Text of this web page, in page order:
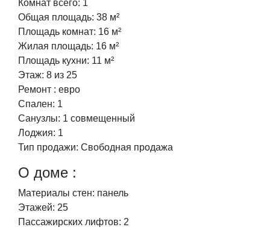
Комнат всего: 1
Общая площадь: 38 м²
Площадь комнат: 16 м²
Жилая площадь: 16 м²
Площадь кухни: 11 м²
Этаж: 8 из 25
Ремонт : евро
Спален: 1
Санузлы: 1 совмещенный
Лоджия: 1
Тип продажи: Свободная продажа
О доме :
Материалы стен: панель
Этажей: 25
Пассажирских лифтов: 2